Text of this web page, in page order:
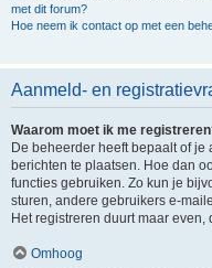
met dit forum?
Hoe neem ik contact op met een
Aanmeld- en
Waarom moet ik me
De beheerder heeft bepaalt of
berichten te plaatsen. Hoe dan
functies gebruiken. Zo kun je
sturen, andere gebruikers e-
Het registreren duurt maar
Omhoog